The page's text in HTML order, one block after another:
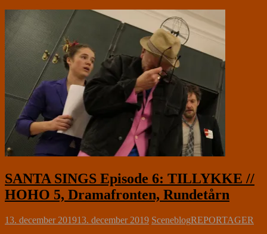
SANTA SINGS Episode 6: TILLYKKE //
HOHO 5, Dramafronten, Rundetårn
13. december 201913. december 2019 SceneblogREPORTAGER